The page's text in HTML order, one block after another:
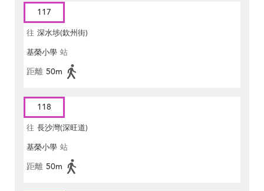
117
往 深水埗(欽州街)
基榮小學 站
距離 50m
118
往 長沙灣(深旺道)
基榮小學 站
距離 50m